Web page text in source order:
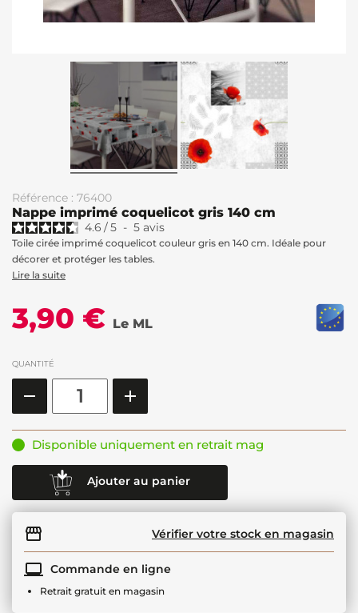
Référence : 76400
Nappe imprimé coquelicot gris 140 cm
4.6 /5 - 5 avis
Toile cirée imprimé coquelicot couleur gris en 140 cm. Idéale pour
décorer et protéger les tables.
Lire la suite
3,90 € Le ML
QUANTITÉ
Disponible uniquement en retrait mag
Ajouter au panier
Vérifier votre stock en magasin
Commande en ligne
Retrait gratuit en magasin